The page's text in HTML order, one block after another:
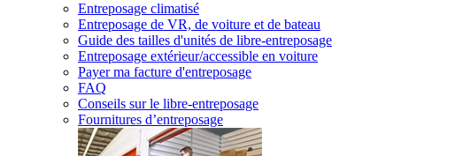
Entreposage climatisé
Entreposage de VR, de voiture et de bateau
Guide des tailles d'unités de libre-entreposage
Entreposage extérieur/accessible en voiture
Payer ma facture d'entreposage
FAQ
Conseils sur le libre-entreposage
Fournitures d’entreposage